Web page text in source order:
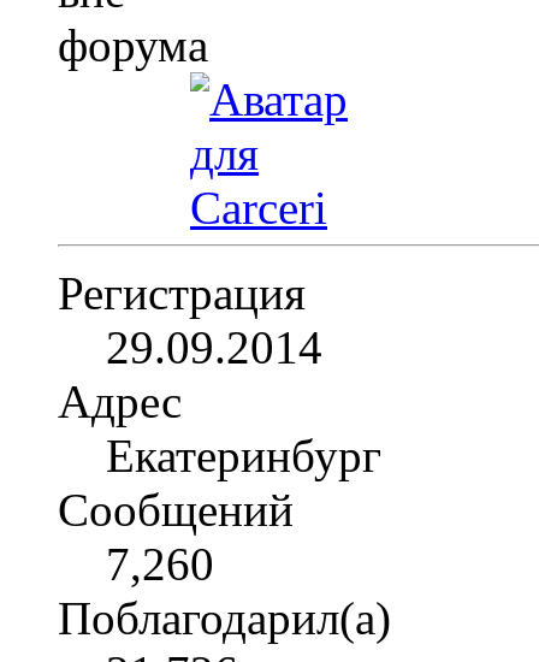
Регистрация
29.09.2014
Адрес
Екатеринбург
Сообщений
7,260
Поблагодарил(а)